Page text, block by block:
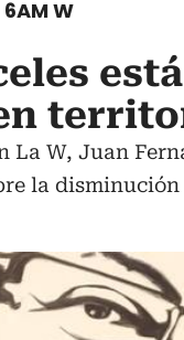
6AM W
La W, Juan
la